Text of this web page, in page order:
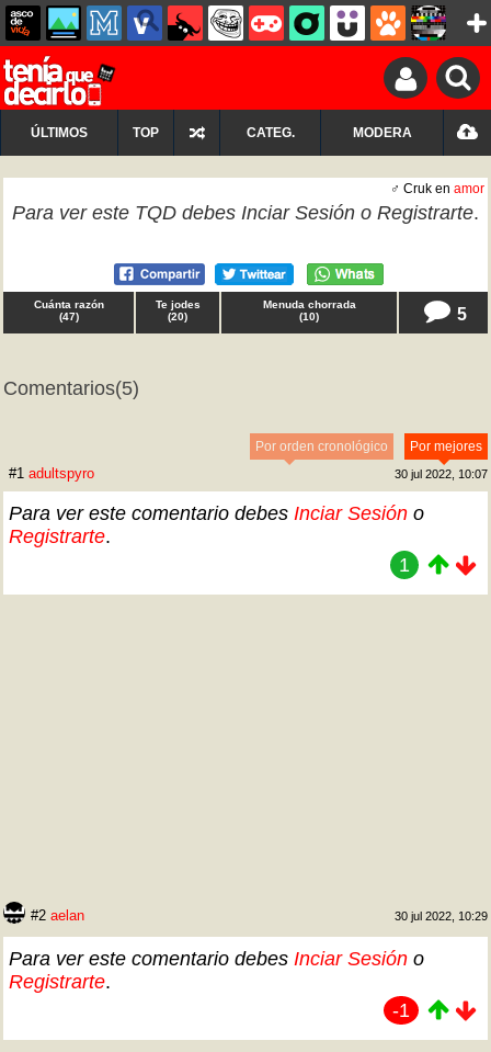
ÚLTIMOS TOP CATEG. MODERA
♂ Cruk en amor
Para ver este TQD debes Inciar Sesión o Registrarte.
Cuánta razón
(47)
Te jodes
(20)
Menuda chorrada
(10) 5
Comentarios(5)
Por mejores
Por orden cronológico
#1 adultspyro 30 jul 2022, 10:07
Para ver este comentario debes Inciar Sesión o
Registrarte.
1
#2 aelan 30 jul 2022, 10:29
Para ver este comentario debes Inciar Sesión o
Registrarte.
-1